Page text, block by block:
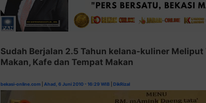
Sudah Berjalan 2.5 Tahun kelana-kuliner Meliput
Makan, Kafe dan Tempat Makan
bekasi-online.com| Ahad, 6 Juni 2010 - 16:29 WIB| DikRizal